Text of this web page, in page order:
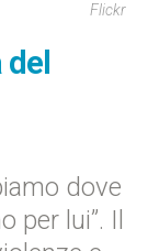
Flickr
dove
per lui”. Il